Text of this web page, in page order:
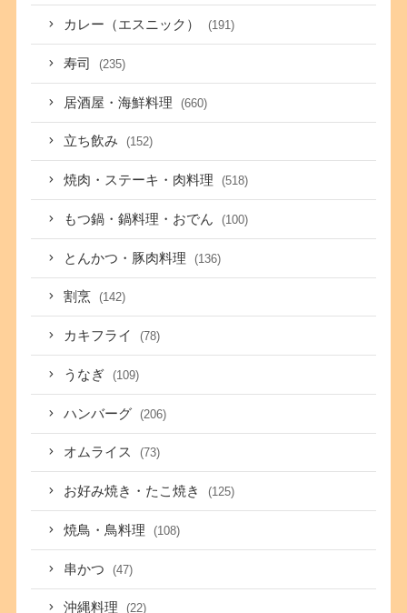
カレー（エスニック） (191)
寿司 (235)
居酒屋・海鮮料理 (660)
立ち飲み (152)
焼肉・ステーキ・肉料理 (518)
もつ鍋・鍋料理・おでん (100)
とんかつ・豚肉料理 (136)
割烹 (142)
カキフライ (78)
うなぎ (109)
ハンバーグ (206)
オムライス (73)
お好み焼き・たこ焼き (125)
焼鳥・鳥料理 (108)
串かつ (47)
沖縄料理 (22)